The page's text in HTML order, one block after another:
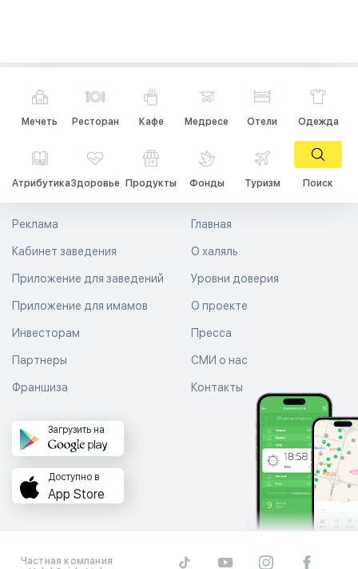
Мечеть Ресторан Кафе Медресе Отели Одежда
АтрибутикаЗдоровье Продукты Фонды Туризм Поиск
Главная
О халяль
Уровни доверия
Реклама
Кабинет заведения
Приложение для заведений
Приложение для имамов О проекте
Пресса
СМИ о нас
Контакты
Инвесторам
Партнеры
Франшиза
Загрузить на
Доступно в
App Store
Частная компания